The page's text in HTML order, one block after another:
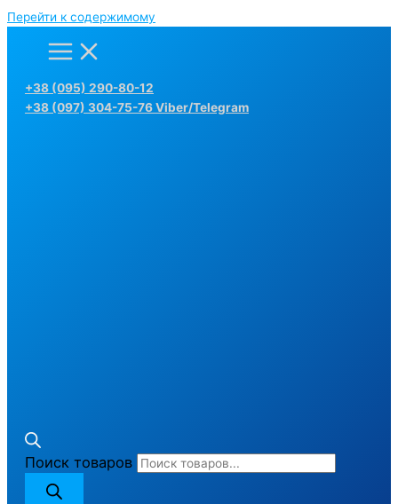
Перейти к содержимому
+38 (095) 290-80-12
+38 (097) 304-75-76 Viber/Telegram
Поиск товаров